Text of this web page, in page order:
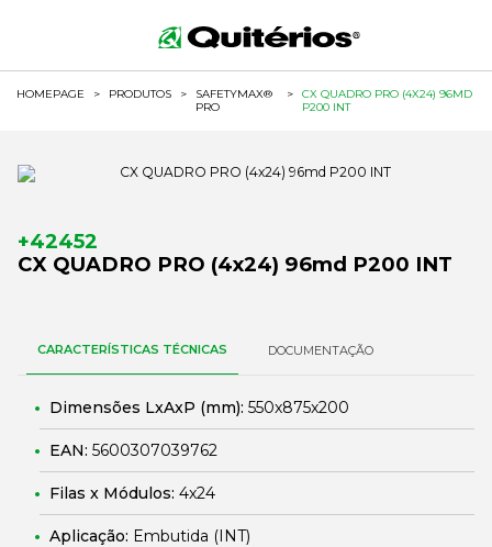
HOMEPAGE > PRODUTOS >
SAFETYMAX®
PRO
>
CX QUADRO PRO (4X24) 96MD
P200 INT
+42452
CX QUADRO PRO (4x24) 96md P200 INT
CARACTERÍSTICAS TÉCNICAS DOCUMENTAÇÃO
Dimensões LxAxP (mm): 550x875x200
EAN: 5600307039762
Filas x Módulos: 4x24
Aplicação: Embutida (INT)